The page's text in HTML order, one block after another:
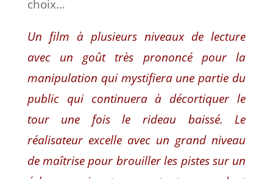
choix…
Un film à plusieurs niveaux de lecture
avec un goût très prononcé pour la
manipulation qui mystifiera une partie du
public qui continuera à décortiquer le
tour une fois le rideau baissé. Le
réalisateur excelle avec un grand niveau
de maîtrise pour brouiller les pistes sur un